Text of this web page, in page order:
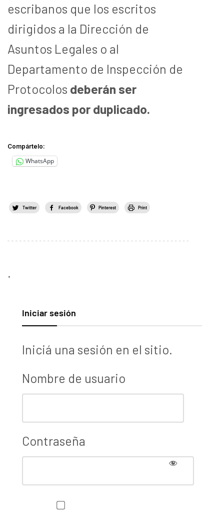
escribanos que los escritos
dirigidos a la Dirección de
Asuntos Legales o al
Departamento de Inspección de
Protocolos deberán ser
ingresados por duplicado.
Compártelo:
WhatsApp
Twitter Facebook Pinterest Print
.
Iniciar sesión
Iniciá una sesión en el sitio.
Nombre de usuario
Contraseña